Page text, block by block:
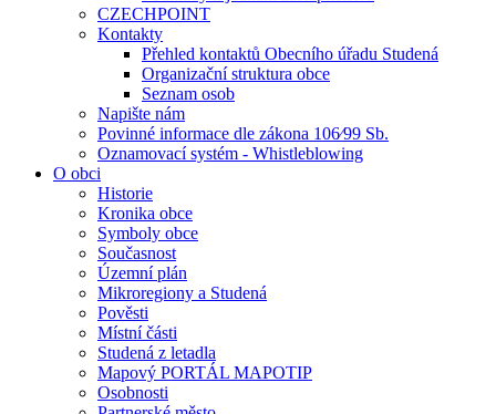
CZECHPOINT
Kontakty
Přehled kontaktů Obecního úřadu Studená
Organizační struktura obce
Seznam osob
Napište nám
Povinné informace dle zákona 106⁄99 Sb.
Oznamovací systém - Whistleblowing
O obci
Historie
Kronika obce
Symboly obce
Současnost
Územní plán
Mikroregiony a Studená
Pověsti
Místní části
Studená z letadla
Mapový PORTÁL MAPOTIP
Osobnosti